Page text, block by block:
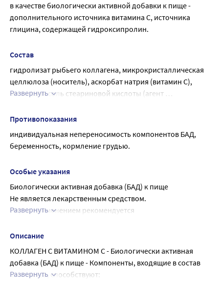
в качестве биологически активной добавки к пище -
дополнительного источника витамина С, источника
глицина, содержащей гидроксипролин.
Состав
гидролизат рыбьего коллагена, микрокристаллическая
целлюлоза (носитель), аскорбат натрия (витамин С),
магниевая соль стеариновой кислоты (агент
Развернуть
Противопоказания
индивидуальная непереносимость компонентов БАД,
беременность, кормление грудью.
Особые указания
Биологически активная добавка (БАД) к пище
Не является лекарственным средством.
Перед применением рекомендуется
Развернуть
Описание
КОЛЛАГЕН С ВИТАМИНОМ С - Биологически активная
добавка (БАД) к пище - Компоненты, входящие в состав
комплекса, способствуют:
Развернуть